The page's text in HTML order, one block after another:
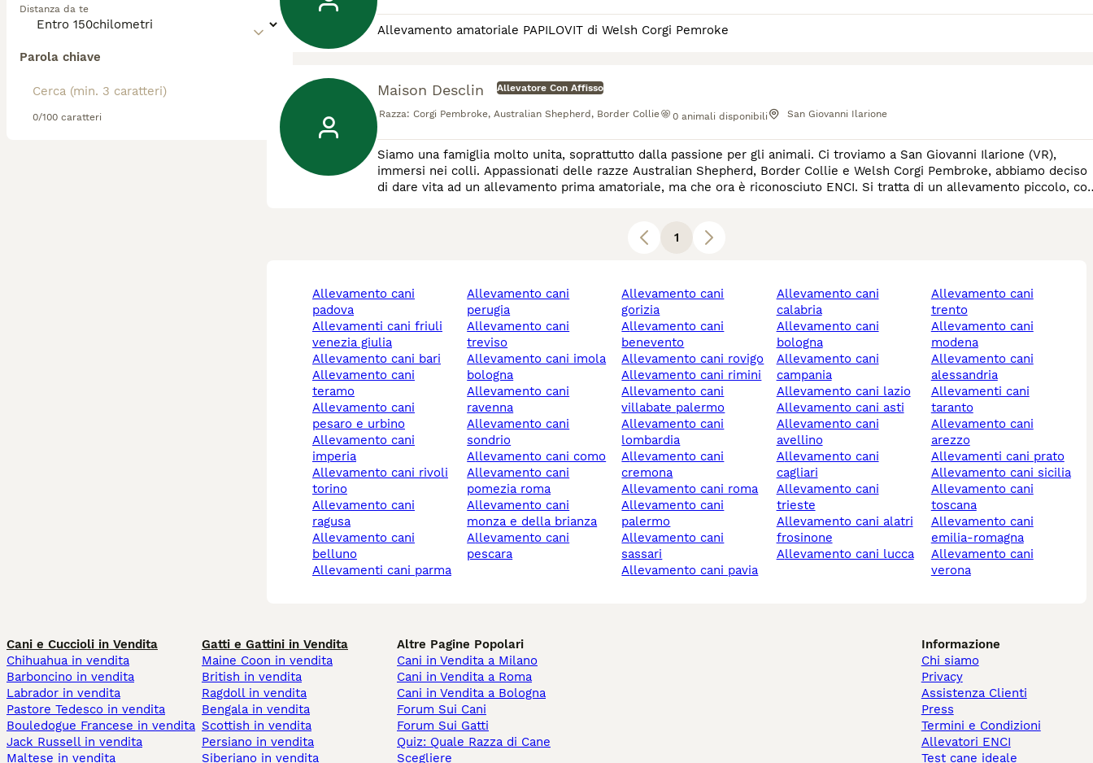
Distanza da te
Parola chiave
0/100 caratteri
Allevamento amatoriale PAPILOVIT di Welsh Corgi Pemroke
Maison Desclin Allevatore Con Affisso
Razza: Corgi Pembroke, Australian Shepherd, Border Collie 0 animali disponibili San Giovanni Ilarione
Siamo una famiglia molto unita, soprattutto dalla passione per gli animali. Ci troviamo a San Giovanni Ilarione (VR),
immersi nei colli. Appassionati delle razze Australian Shepherd, Border Collie e Welsh Corgi Pembroke, abbiamo deciso
di dare vita ad un allevamento prima amatoriale, ma che ora è riconosciuto ENCI. Si tratta di un allevamento piccolo,
1
allevamento cani
padova
allevamenti cani friuli
venezia giulia
allevamento cani bari
allevamento cani
teramo
allevamento cani
pesaro e urbino
allevamento cani
imperia
allevamento cani rivoli
torino
allevamento cani
ragusa
allevamento cani
belluno
allevamenti cani parma
allevamento cani
perugia
allevamento cani
treviso
allevamento cani imola
bologna
allevamento cani
ravenna
allevamento cani
sondrio
allevamento cani como
allevamento cani
pomezia roma
allevamento cani
monza e della brianza
allevamento cani
pescara
allevamento cani
gorizia
allevamento cani
benevento
allevamento cani rovigo
allevamento cani rimini
allevamento cani
villabate palermo
allevamento cani
lombardia
allevamento cani
cremona
allevamento cani roma
allevamento cani
palermo
allevamento cani
sassari
allevamento cani pavia
allevamento cani
calabria
allevamento cani
bologna
allevamento cani
campania
allevamento cani lazio
allevamento cani asti
allevamento cani
avellino
allevamento cani
cagliari
allevamento cani
trieste
allevamento cani alatri
frosinone
allevamento cani lucca
allevamento cani
trento
allevamento cani
modena
allevamento cani
alessandria
allevamenti cani
taranto
allevamento cani
arezzo
allevamenti cani prato
allevamento cani sicilia
allevamento cani
toscana
allevamento cani
emilia-romagna
allevamento cani
verona
Cani e Cuccioli in Vendita
Chihuahua in vendita
Barboncino in vendita
Labrador in vendita
Pastore Tedesco in vendita
Bouledogue Francese in vendita
Jack Russell in vendita
Maltese in vendita
Gatti e Gattini in Vendita
Maine Coon in vendita
British in vendita
Ragdoll in vendita
Bengala in vendita
Scottish in vendita
Persiano in vendita
Siberiano in vendita
Altre Pagine Popolari
Cani in Vendita a Milano
Cani in Vendita a Roma
Cani in Vendita a Bologna
Forum Sui Cani
Forum Sui Gatti
Quiz: Quale Razza di Cane
Scegliere
Informazione
Chi siamo
Privacy
Assistenza Clienti
Press
Termini e Condizioni
Allevatori ENCI
Test cane ideale